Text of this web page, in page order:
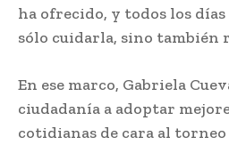
ha ofrecido, y todos los
sólo cuidarla, sino también
En ese marco, Gabriela
ciudadanía a adoptar
cotidianas de cara al